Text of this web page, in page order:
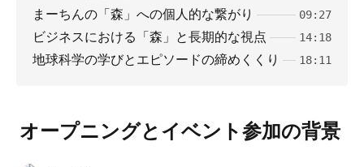
まーちんの「森」への個人的な繋がり 09:27
ビジネスにおける「森」と長期的な視点 14:18
地球科学の学びとエピソードの締めくくり 18:11
オープニングとイベント参加の背景